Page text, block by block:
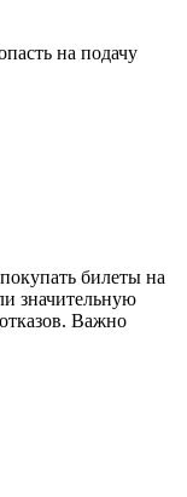
на подачу
билеты на
значительную
Важно